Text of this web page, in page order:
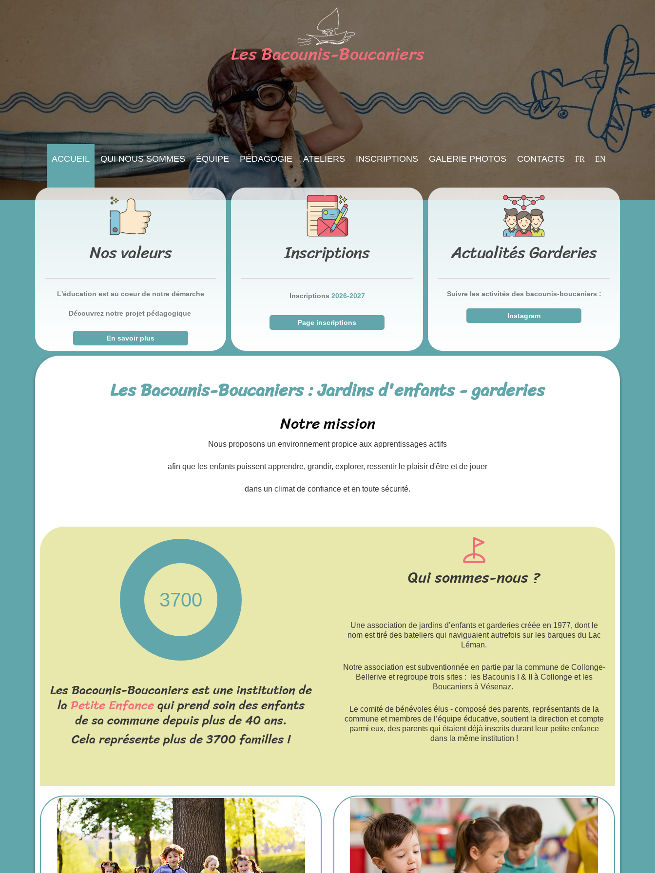
ACCUEIL QUI NOUS SOMMES ÉQUIPE PÉDAGOGIE ATELIERS INSCRIPTIONS GALERIE PHOTOS CONTACTS
Sélectionnez votre
FR
EN
Nos valeurs
L'éducation est au coeur de notre démarche
Découvrez notre projet pédagogique
En savoir plus
Inscriptions
Inscriptions 2026-2027
Page inscriptions
Actualités Garderies
Suivre les activités des bacounis-boucaniers :
Instagram
Les Bacounis-Boucaniers : Jardins d'enfants - garderies
Notre mission
Nous proposons un environnement propice aux apprentissages actifs
afin que les enfants puissent apprendre, grandir, explorer, ressentir le plaisir d'être et de jouer
dans un climat de confiance et en toute sécurité.
3700
Les Bacounis-Boucaniers est une institution de
laPetite Enfancequi prend soin des enfants
de sa commune depuis plus de 40 ans.
Cela représente plus de 3700 familles !
Qui sommes-nous ?
Une association de jardins d’enfants et garderies créée en 1977, dont le
nom est tiré des bateliers qui naviguaient autrefois sur les barques du Lac
Léman.
Notre association est subventionnée en partie par la commune de Collonge-
Bellerive et regroupe trois sites : les Bacounis I & II à Collonge et les
Boucaniers à Vésenaz.
Le comité de bénévoles élus - composé des parents, représentants de la
commune et membres de l’équipe éducative, soutient la direction et compte
parmi eux, des parents qui étaient déjà inscrits durant leur petite enfance
dans la même institution !